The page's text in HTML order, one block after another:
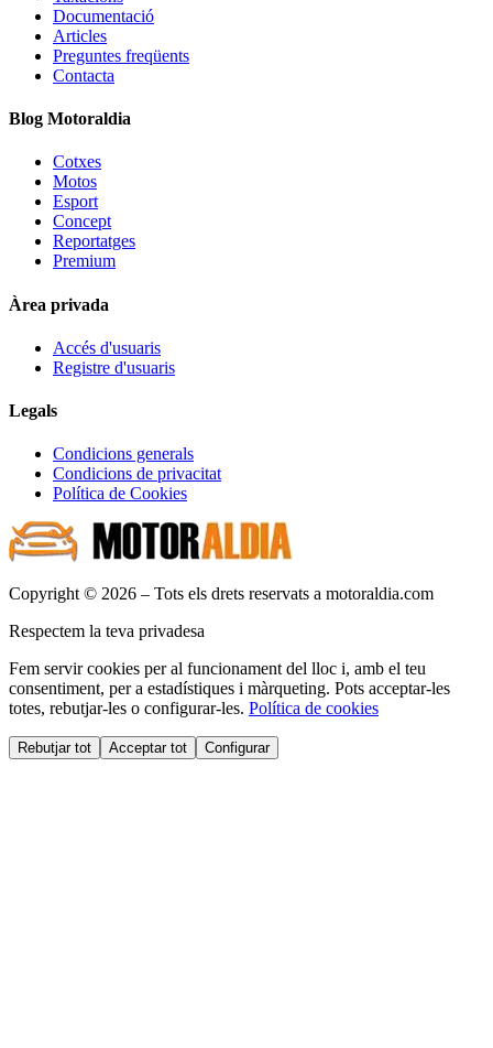
Documentació
Articles
Preguntes freqüents
Contacta
Blog Motoraldia
Cotxes
Motos
Esport
Concept
Reportatges
Premium
Àrea privada
Accés d'usuaris
Registre d'usuaris
Legals
Condicions generals
Condicions de privacitat
Política de Cookies
Copyright © 2026 – Tots els drets reservats a motoraldia.com
Respectem la teva privadesa
Fem servir cookies per al funcionament del lloc i, amb el teu
consentiment, per a estadístiques i màrqueting. Pots acceptar-les
totes, rebutjar-les o configurar-les. Política de cookies
Rebutjar tot Acceptar tot Configurar